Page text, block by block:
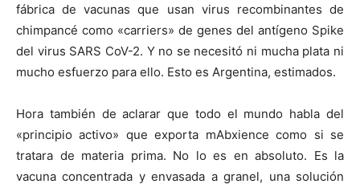
fábrica de vacunas que usan virus recombinantes de
chimpancé como «carriers» de genes del antígeno Spike
del virus SARS CoV-2. Y no se necesitó ni mucha plata ni
mucho esfuerzo para ello. Esto es Argentina, estimados.
Hora también de aclarar que todo el mundo habla del
«principio activo» que exporta mAbxience como si se
tratara de materia prima. No lo es en absoluto. Es la
vacuna concentrada y envasada a granel, una solución